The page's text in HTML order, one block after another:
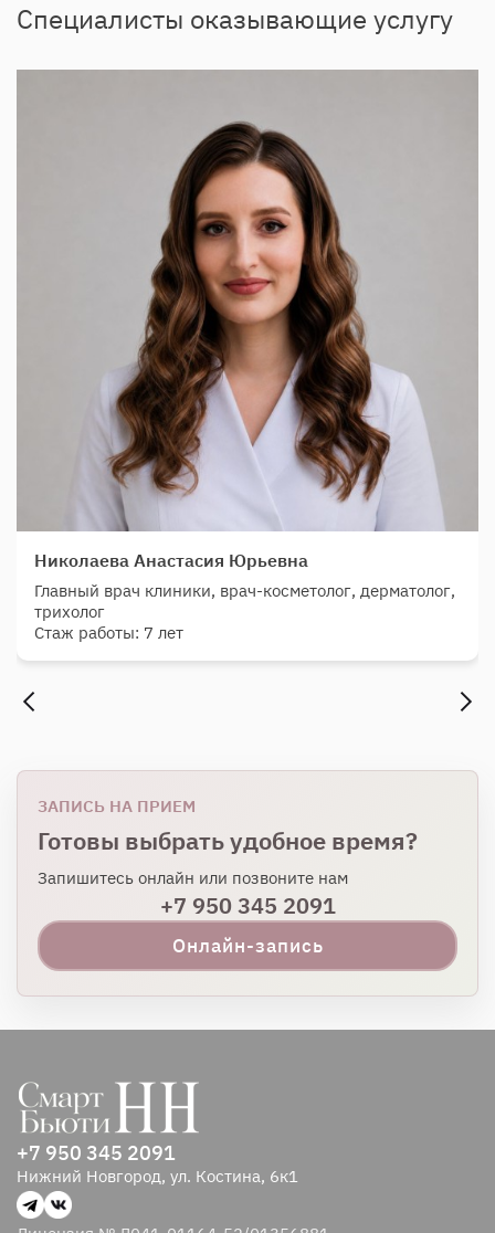
Специалисты оказывающие услугу
Николаева Анастасия Юрьевна
Главный врач клиники, врач-косметолог, дерматолог,
трихолог
Стаж работы: 7 лет
ЗАПИСЬ НА ПРИЕМ
Готовы выбрать удобное время?
Запишитесь онлайн или позвоните нам
+7 950 345 2091
Онлайн-запись
+7 950 345 2091
Нижний Новгород, ул. Костина, 6к1